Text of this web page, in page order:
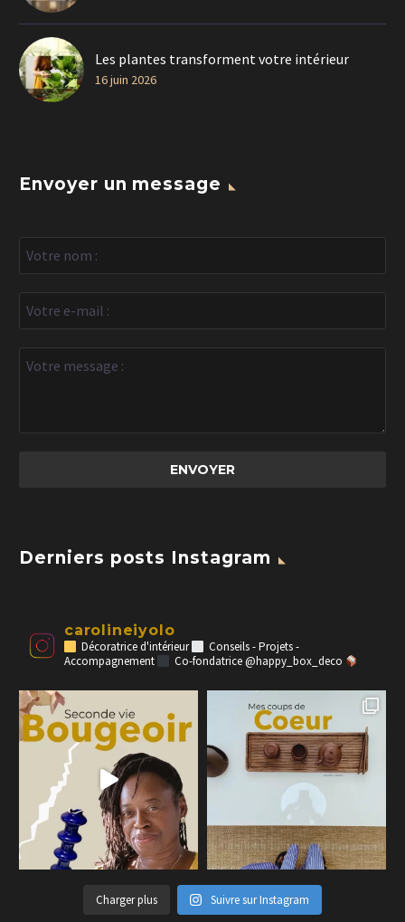
Les plantes transforment votre intérieur
16 juin 2026
Envoyer un message
Derniers posts Instagram
carolineiyolo
Décoratrice d'intérieur
Conseils - Projets -
Accompagnement
Co-fondatrice @happy_box_deco
Charger plus Suivre sur Instagram